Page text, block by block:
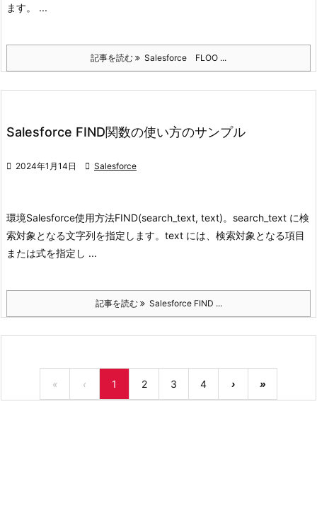
ます。 ...
記事を読む Salesforce FLOO ...
Salesforce FIND関数の使い方のサンプル
 2024年1月14日  Salesforce
環境Salesforce使用方法FIND(search_text, text)。search_text に検
索対象となる文字列を指定します。 text には、検索対象となる項目
または式を指定し ...
記事を読む Salesforce FIND ...
« ‹ 1 2 3 4 › »